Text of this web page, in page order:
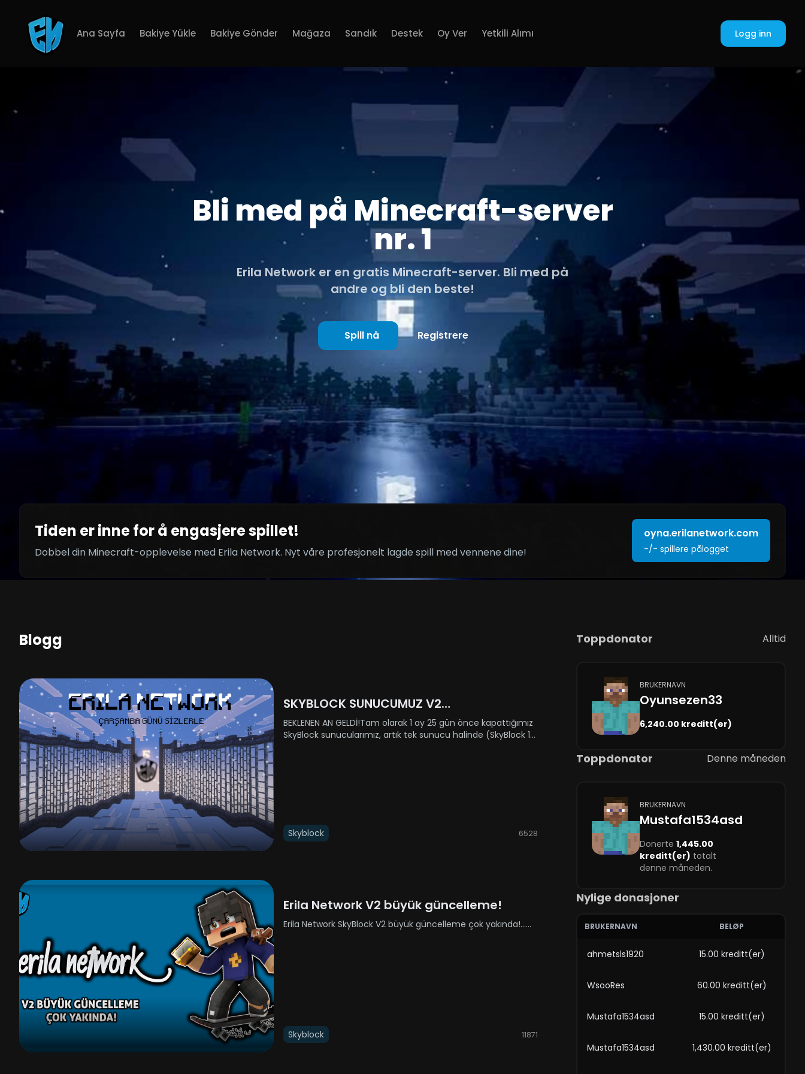
Ana Sayfa Bakiye Yükle Bakiye Gönder Mağaza Sandık Destek Oy Ver Yetkili Alımı Logg inn
Bli med på Minecraft-server
nr. 1
Erila Network er en gratis Minecraft-server. Bli med på
andre og bli den beste!
Spill nå Registrere
Tiden er inne for å engasjere spillet!
Dobbel din Minecraft-opplevelse med Erila Network. Nyt våre profesjonelt lagde spill med vennene dine!
oyna.erilanetwork.com
-/- spillere pålogget
Blogg
SKYBLOCK SUNUCUMUZ V2
GÜNCELLEMESİYLE AÇILIYOR!
BEKLENEN AN GELDİ!Tam olarak 1 ay 25 gün önce kapattığımız
SkyBlock sunucularımız, artık tek sunucu halinde (SkyBlock 1-
Skyblock 6528
Erila Network V2 büyük güncelleme!
Erila Network SkyBlock V2 büyük güncelleme çok yakında!......
Skyblock 11871
Toppdonator Alltid
BRUKERNAVN
Oyunsezen33
6,240.00 kreditt(er)
Toppdonator Denne måneden
BRUKERNAVN
Mustafa1534asd
Donerte 1,445.00
kreditt(er) totalt
denne måneden.
Nylige donasjoner
BRUKERNAVN BELØP
ahmetsls1920 15.00 kreditt(er)
WsooRes 60.00 kreditt(er)
Mustafa1534asd 15.00 kreditt(er)
Mustafa1534asd 1,430.00 kreditt(er)